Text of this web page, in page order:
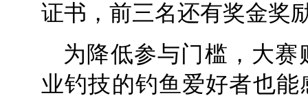
证书，前三名还有奖金奖
为降低参与门槛，大
业钓技的钓鱼爱好者也